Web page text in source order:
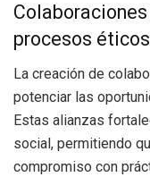
procesos éticos
La creación de
potenciar las
Estas alianzas
social, permitiendo
compromiso con